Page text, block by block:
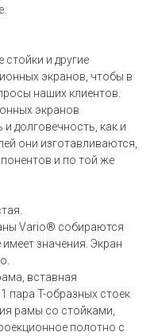
и другие
экранов, чтобы в
наших клиентов.
экранов
долговечность, как и
они изготавливаются,
и по той же
Vario® собираются
значения. Экран
вставная
пара T-образных стоек
рамы со стойками,
полотно с